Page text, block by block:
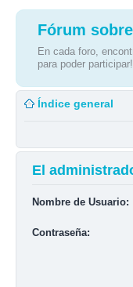
Fórum
En cada foro,
para poder participar!
Índice general
El
Nombre de Usuario:
Contraseña: